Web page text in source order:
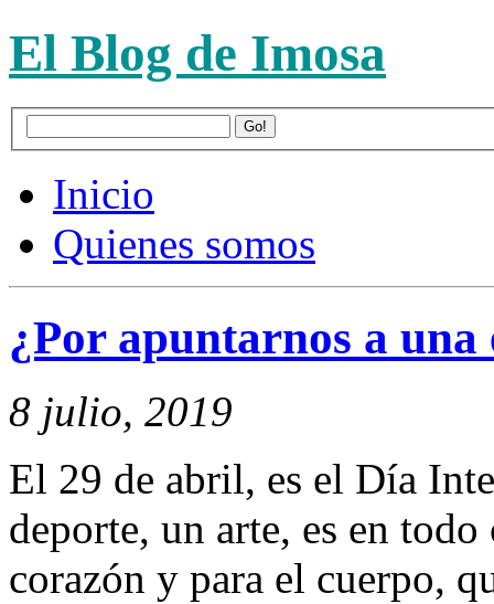
El Blog de Imosa
Inicio
Quienes somos
¿Por apuntarnos a una
8 julio, 2019
El 29 de abril, es el Día
deporte, un arte, es en
corazón y para el cuerpo,